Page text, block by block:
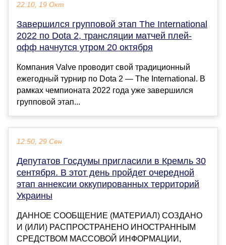
22:10, 19 Окт
Завершился групповой этап The International
2022 по Dota 2, трансляции матчей плей-
офф начнутся утром 20 октября
Компания Valve проводит свой традиционный
ежегодный турнир по Dota 2 — The International. В
рамках чемпионата 2022 года уже завершился
групповой этап...
12:50, 29 Сен
Депутатов Госдумы пригласили в Кремль 30
сентября. В этот день пройдет очередной
этап аннексии оккупированных территорий
Украины
ДАННОЕ СООБЩЕНИЕ (МАТЕРИАЛ) СОЗДАНО
И (ИЛИ) РАСПРОСТРАНЕНО ИНОСТРАННЫМ
СРЕДСТВОМ МАССОВОЙ ИНФОРМАЦИИ,